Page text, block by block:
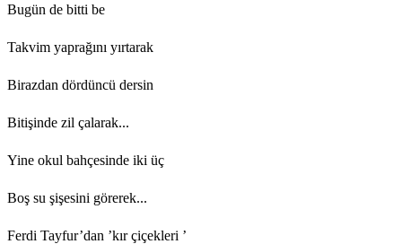
Bugün de bitti be
Takvim yaprağını yırtarak
Birazdan dördüncü dersin
Bitişinde zil çalarak...
Yine okul bahçesinde iki üç
Boş su şişesini görerek...
Ferdi Tayfur’dan ’kır çiçekleri ’